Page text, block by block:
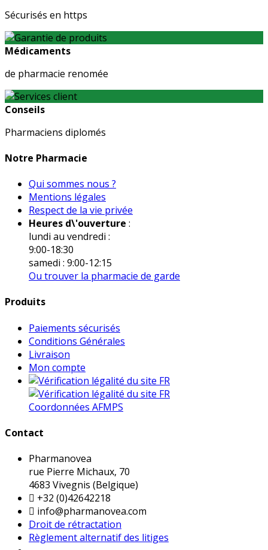
Sécurisés en https
Médicaments
de pharmacie renomée
Conseils
Pharmaciens diplomés
Notre Pharmacie
Qui sommes nous ?
Mentions légales
Respect de la vie privée
Heures d\'ouverture :
lundi au vendredi :
9:00-18:30
samedi : 9:00-12:15
Ou trouver la pharmacie de garde
Produits
Paiements sécurisés
Conditions Générales
Livraison
Mon compte
Coordonnées AFMPS
Contact
Pharmanovea
rue Pierre Michaux, 70
4683 Vivegnis (Belgique)
 +32 (0)42642218
 info@pharmanovea.com
Droit de rétractation
Règlement alternatif des litiges